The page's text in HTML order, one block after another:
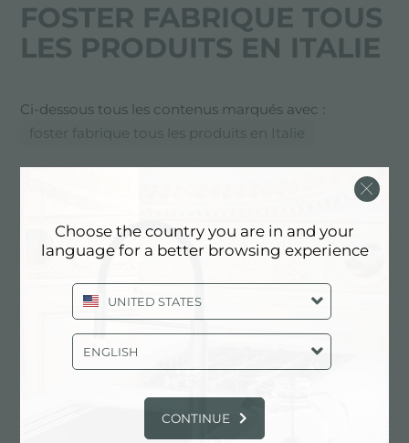
FOSTER FABRIQUE TOUS
LES PRODUITS EN ITALIE
Ci-dessous tous les contenus marqués avec :
foster fabrique tous les produits en Italie
ENTREPRISE: FOSTER FABRIQUE
Choose the country you are in and your
language for a better browsing experience
UNITED STATES
ENGLISH
CONTINUE